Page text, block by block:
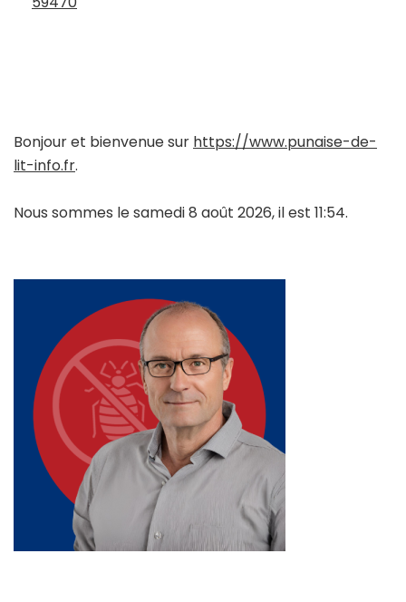
Bonjour et bienvenue sur https://www.punaise-de-
lit-info.fr.
Nous sommes le samedi 8 août 2026, il est 11:54.